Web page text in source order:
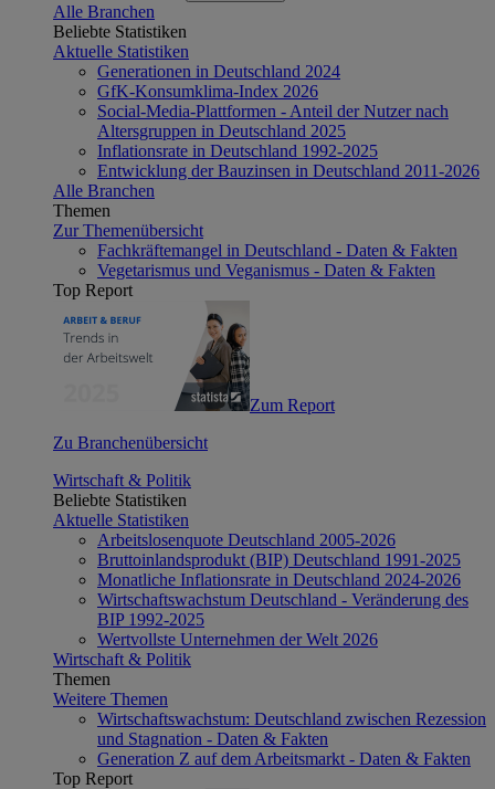
Alle Branchen
Beliebte Statistiken
Aktuelle Statistiken
Generationen in Deutschland 2024
GfK-Konsumklima-Index 2026
Social-Media-Plattformen - Anteil der Nutzer nach
Altersgruppen in Deutschland 2025
Inflationsrate in Deutschland 1992-2025
Entwicklung der Bauzinsen in Deutschland 2011-2026
Alle Branchen
Themen
Zur Themenübersicht
Fachkräftemangel in Deutschland - Daten & Fakten
Vegetarismus und Veganismus - Daten & Fakten
Top Report
Zum Report
Zu Branchenübersicht
Wirtschaft & Politik
Beliebte Statistiken
Aktuelle Statistiken
Arbeitslosenquote Deutschland 2005-2026
Bruttoinlandsprodukt (BIP) Deutschland 1991-2025
Monatliche Inflationsrate in Deutschland 2024-2026
Wirtschaftswachstum Deutschland - Veränderung des
BIP 1992-2025
Wertvollste Unternehmen der Welt 2026
Wirtschaft & Politik
Themen
Weitere Themen
Wirtschaftswachstum: Deutschland zwischen Rezession
und Stagnation - Daten & Fakten
Generation Z auf dem Arbeitsmarkt - Daten & Fakten
Top Report